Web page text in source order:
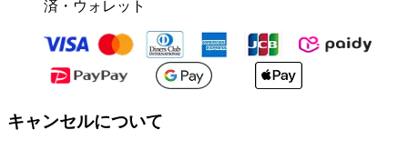
済・ウォレット
キャンセルについて